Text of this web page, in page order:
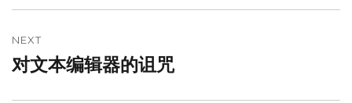
NEXT
Next
对文本编辑器的诅咒